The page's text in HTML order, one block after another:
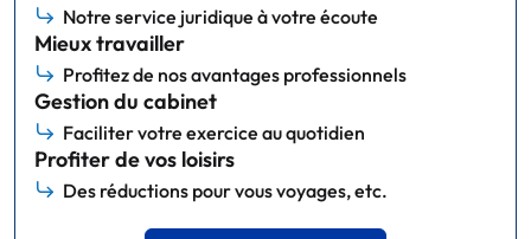
Notre service juridique à votre écoute
Mieux travailler
Profitez de nos avantages professionnels
Gestion du cabinet
Faciliter votre exercice au quotidien
Profiter de vos loisirs
Des réductions pour vous voyages, etc.